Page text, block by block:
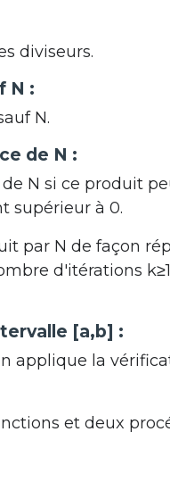
diviseurs.
N :
N.
de N :
N si ce produit
supérieur à 0.
par N de façon
d'itérations k≥1
[a,b] :
applique la
et deux